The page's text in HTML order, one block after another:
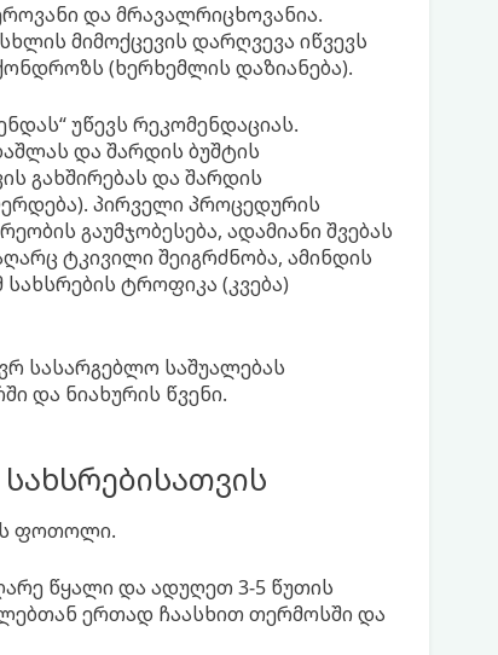
და მრავალრიცხოვანია.
მიმოქცევის დარღვევა იწვევს
(ხერხემლის დაზიანება).
უწევს რეკომენდაციას.
და შარდის ბუშტის
გახშირებას და შარდის
პირველი პროცედურის
გაუმჯობესება, ადამიანი შვებას
ტკივილი შეიგრძნობა, ამინდის
ტროფიკა (კვება)
სასარგებლო საშუალებას
და ნიახურის წვენი.
ფოთოლი.
წყალი და ადუღეთ 3-5 წუთის
ერთად ჩაასხით თერმოსში და